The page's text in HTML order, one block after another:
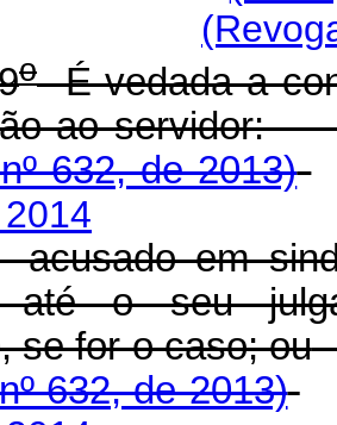
oÉ vedada a
ao
632, de 2013)
acusado em
até o seu
se for o caso; ou
632, de 2013)